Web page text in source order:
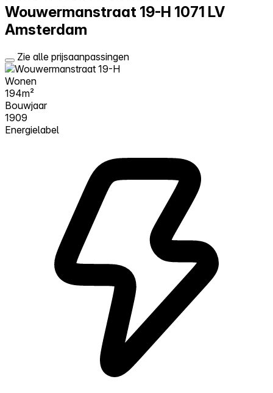
Log in
Wouwermanstraat 19-H 1071 LV
Amsterdam
Zie alle prijsaanpassingen
Wonen
194m²
Bouwjaar
1909
Energielabel